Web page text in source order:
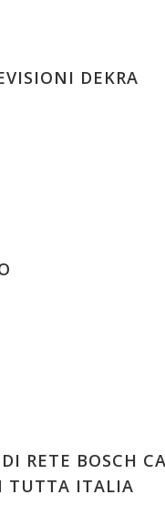
DEKRA
RETE BOSCH
TUTTA ITALIA